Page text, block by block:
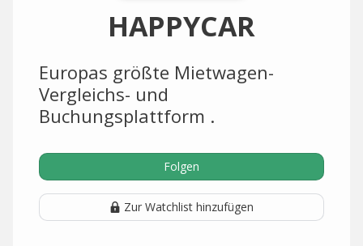
HAPPYCAR
Europas größte Mietwagen-
Vergleichs- und
Buchungsplattform .
Folgen
Zur Watchlist hinzufügen